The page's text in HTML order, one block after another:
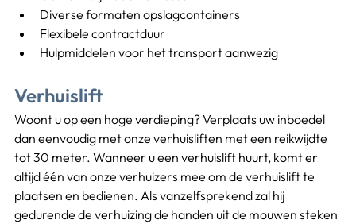
Diverse formaten opslagcontainers
Flexibele contractduur
Hulpmiddelen voor het transport aanwezig
Verhuislift
Woont u op een hoge verdieping? Verplaats uw inboedel
dan eenvoudig met onze verhuisliften met een reikwijdte
tot 30 meter. Wanneer u een verhuislift huurt, komt er
altijd één van onze verhuizers mee om de verhuislift te
plaatsen en bedienen. Als vanzelfsprekend zal hij
gedurende de verhuizing de handen uit de mouwen steken